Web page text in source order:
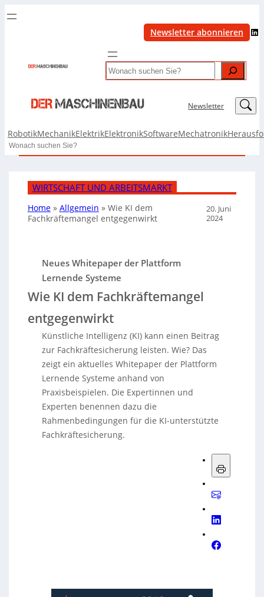
Newsletter abonnieren LinkedIn
Search
Newsletter LinkedIn
RobotikMechanikElektrikElektronikSoftwareMechatronik
Search
WIRTSCHAFT UND ARBEITSMARKT
Home» Allgemein » Wie KI dem
Fachkräftemangel entgegenwirkt
20. Juni
2024
Neues Whitepaper der Plattform
Lernende Systeme
Wie KI dem Fachkräftemangel
entgegenwirkt
Künstliche Intelligenz (KI) kann einen Beitrag
zur Fachkräftesicherung leisten. Wie? Das
zeigt ein aktuelles Whitepaper der Plattform
Lernende Systeme anhand von
Praxisbeispielen. Die Expertinnen und
Experten benennen dazu die
Rahmenbedingungen für die KI-unterstützte
Fachkräftesicherung.